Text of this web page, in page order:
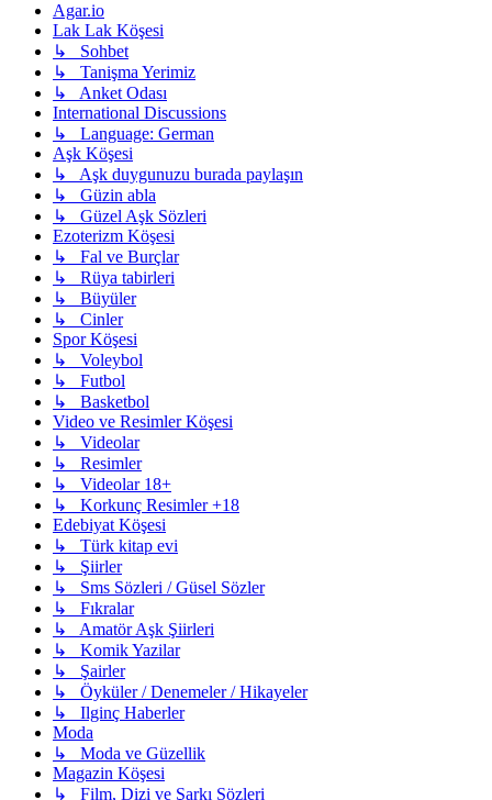
Agar.io
Lak Lak Köşesi
↳ Sohbet
↳ Tanişma Yerimiz
↳ Anket Odası
International Discussions
↳ Language: German
Aşk Köşesi
↳ Aşk duygunuzu burada paylaşın
↳ Güzin abla
↳ Güzel Aşk Sözleri
Ezoterizm Köşesi
↳ Fal ve Burçlar
↳ Rüya tabirleri
↳ Büyüler
↳ Cinler
Spor Köşesi
↳ Voleybol
↳ Futbol
↳ Basketbol
Video ve Resimler Köşesi
↳ Videolar
↳ Resimler
↳ Videolar 18+
↳ Korkunç Resimler +18
Edebiyat Köşesi
↳ Türk kitap evi
↳ Şiirler
↳ Sms Sözleri / Güsel Sözler
↳ Fıkralar
↳ Amatör Aşk Şiirleri
↳ Komik Yazilar
↳ Şairler
↳ Öyküler / Denemeler / Hikayeler
↳ Ilginç Haberler
Moda
↳ Moda ve Güzellik
Magazin Köşesi
↳ Film, Dizi ve Şarkı Sözleri